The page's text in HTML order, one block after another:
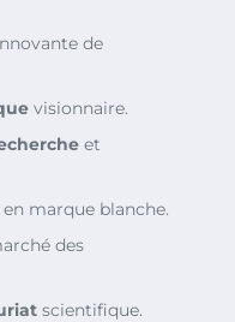
de
visionnaire.
et
en marque blanche.
des
scientifique.